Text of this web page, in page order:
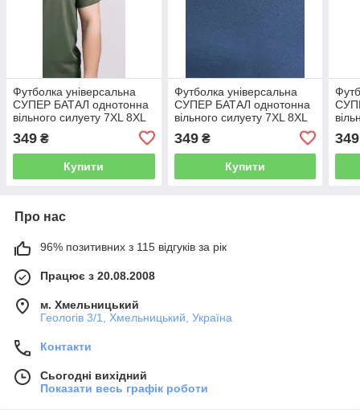
Футболка універсальна
СУПЕР БАТАЛ однотонна
вільного силуету 7XL 8XL
9XL 100% бавовна ОЛИВА
349 ₴
Купити
Футболка універсальна
СУПЕР БАТАЛ однотонна
вільного силуету 7XL 8XL
АНТРАЦИТ
349₴
Купити
349
Про нас
96% позитивних з 115 відгуків за рік
Працює з 20.08.2008
м. Хмельницький
Геологів 3/1, Хмельницький, Україна
Контакти
Сьогодні вихідний
Показати весь графік роботи